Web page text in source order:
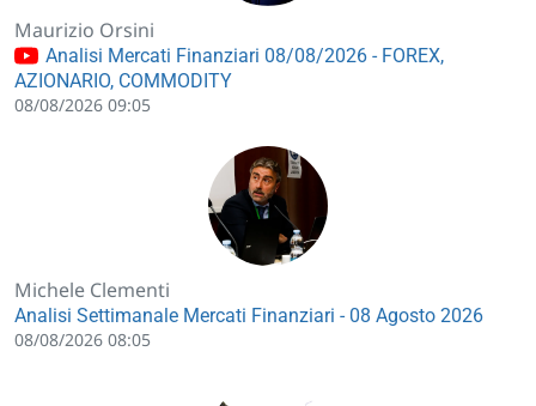
Maurizio Orsini
Analisi Mercati Finanziari 08/08/2026 - FOREX,
AZIONARIO, COMMODITY
08/08/2026 09:05
Michele Clementi
Analisi Settimanale Mercati Finanziari - 08 Agosto 2026
08/08/2026 08:05